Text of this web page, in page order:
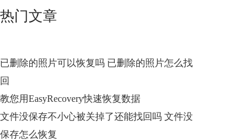
热门文章
已删除的照片可以恢复吗 已删除的照片怎么找
回
教您用EasyRecovery快速恢复数据
文件没保存不小心被关掉了还能找回吗 文件没
保存怎么恢复